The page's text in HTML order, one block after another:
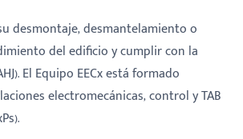
desmontaje, desmantelamiento o
del edificio y cumplir con la
El Equipo EECx está formado
electromecánicas, control y TAB